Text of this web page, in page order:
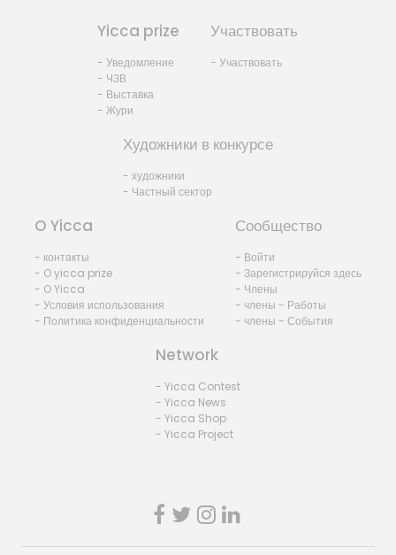
Yicca prize
- Уведомление
- ЧЗВ
- Выставка
- Жури
Участвовать
- Участвовать
Художники в конкурсе
- художники
- Частный сектор
O Yicca
- контакты
- O yicca prize
- O Yicca
- Условия использования
- Политика конфиденциальности
Сообщество
- Войти
- Зарегистрируйся здесь
- Члены
- члены - Работы
- члены - События
Network
- Yicca Contest
- Yicca News
- Yicca Shop
- Yicca Project